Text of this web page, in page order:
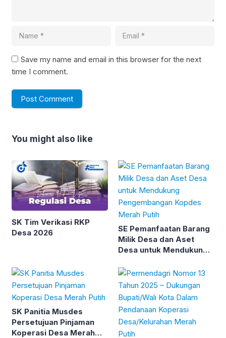
Save my name and email in this browser for the next
time I comment.
You might also like
SK Tim Verikasi RKP
Desa 2026
SE Pemanfaatan Barang
Milik Desa dan Aset
Desa untuk Mendukung
Merah Putih
SK Panitia Musdes
Persetujuan Pinjaman
Koperasi Desa Merah